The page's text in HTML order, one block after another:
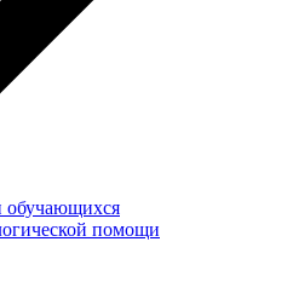
обучающихся
помощи